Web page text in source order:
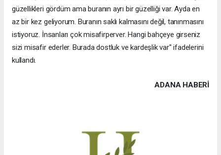
güzellikleri gördüm ama buranın ayrı bir güzelliği var. Ayda en
az bir kez geliyorum. Buranın saklı kalmasını değil, tanınmasını
istiyoruz. İnsanları çok misafirperver. Hangi bahçeye girseniz
sizi misafir ederler. Burada dostluk ve kardeşlik var" ifadelerini
kullandı.
ADANA HABERİ